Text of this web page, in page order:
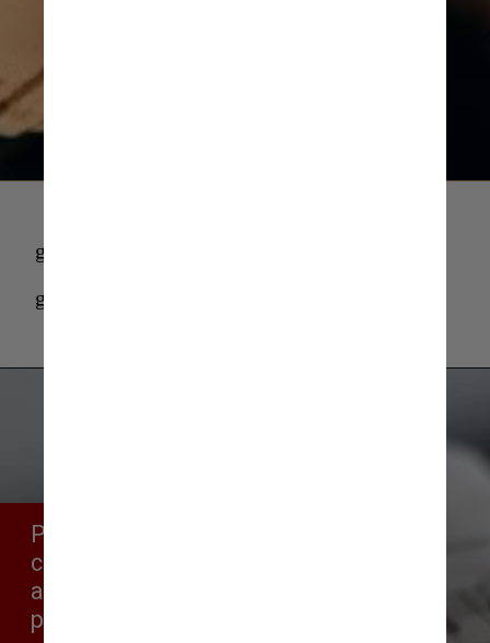
gifs-dinheiro-gif-2 (1)
gifs-dinheiro-gif-2 (1)
Para baratear os custos, muitos
candidatos acabam recorrendo
a paródias ou composições
prontas de agências de